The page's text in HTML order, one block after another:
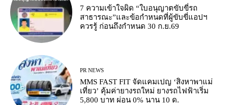
7 ความเข้าใจผิด “ใบอนุญาตขับขี่รถ
สาธารณะ”และข้อกำหนดที่ผู้ขับขี่แอปฯ
ควรรู้ ก่อนถึงกำหนด 30 ก.ย.69
PR NEWS
MMS FAST FIT จัดแคมเปญ ‘สิงหาพาแม่
เที่ยว’ คุ้มค่ายางรถใหม่ ยางรถไฟฟ้าเริ่ม
5,800 บาท ผ่อน 0% นาน 10 ด.